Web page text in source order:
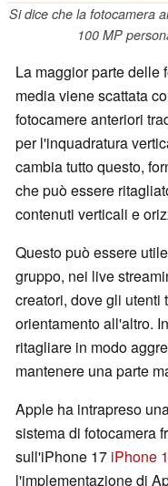
Si dice che la fotocamera
100 MP
La maggior parte delle
media viene scattata
fotocamere anteriori
per l'inquadratura
cambia tutto questo,
che può essere
contenuti verticali e
Questo può essere
gruppo, nei live
creatori, dove gli utenti
orientamento all'altro.
ritagliare in modo
mantenere una parte
Apple ha intrapreso
sistema di fotocamera
sull'iPhone 17 iPhone
l'implementazione di